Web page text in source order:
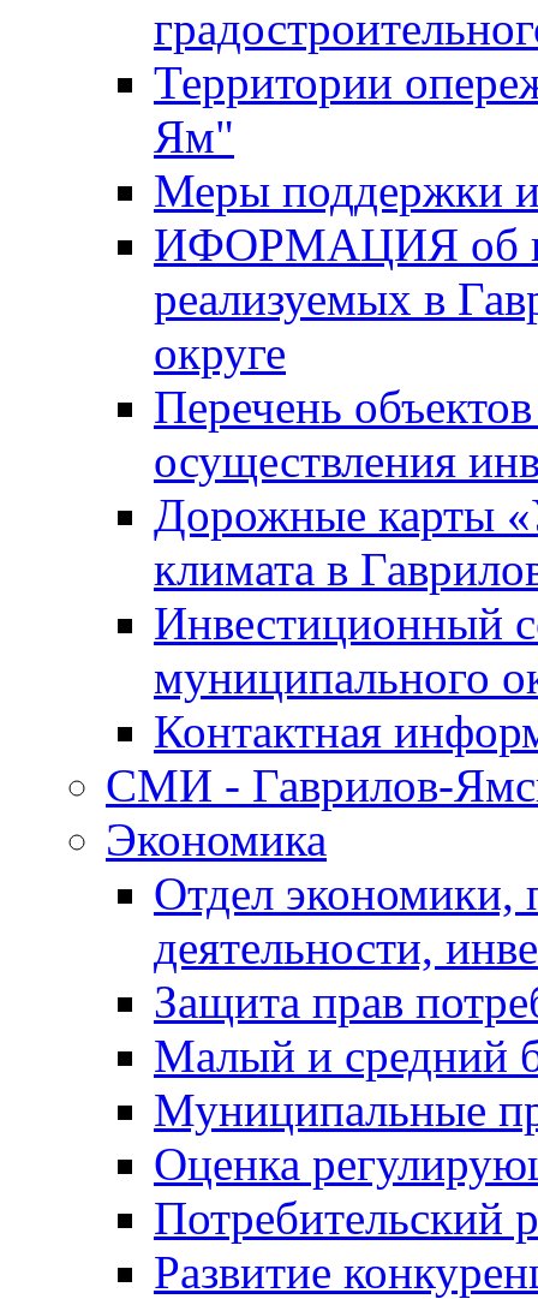
Территории
Ям"
Меры поддержки
ИФОРМАЦИЯ об
реализуемых в
округе
Перечень
осуществления
Дорожные карты
климата в
Инвестиционный
муниципального
Контактная
СМИ - Гаврилов-
Экономика
Отдел экономики,
деятельности,
Защита прав
Малый и средний
Муниципальные
Оценка
Потребительский
Развитие